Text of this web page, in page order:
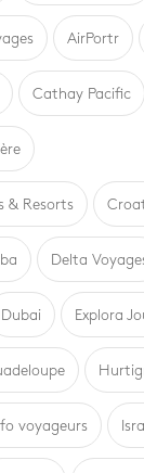
AirPortr
Cathay Pacific
& Resorts
Delta
Dubai Explora
voyageurs